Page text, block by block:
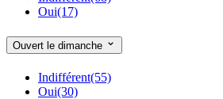
Oui(17)
Ouvert le dimanche
Indifférent(55)
Oui(30)